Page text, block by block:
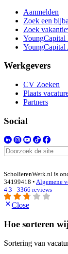
Aanmelden
Zoek een
Zoek
Werkgevers
CV Zoeken
Plaats
Partners
Social
ScholierenWerk.nl is
34199418 • Algemene
4.3 - 3366 reviews
Close
Hoe sorteren
Sortering van